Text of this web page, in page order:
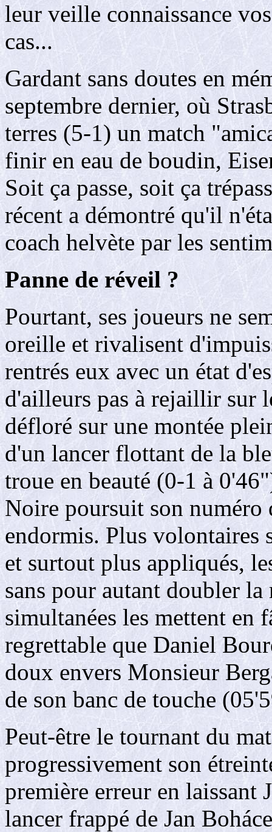
leur veille connaissance
cas...
Gardant sans doutes en
septembre dernier, où
terres (5-1) un match
finir en eau de boudin,
Soit ça passe, soit ça
récent a démontré qu'il
coach helvète par les
Panne de réveil ?
Pourtant, ses joueurs ne
oreille et rivalisent
rentrés eux avec un état
d'ailleurs pas à rejaillir sur
défloré sur une montée
d'un lancer flottant de la
troue en beauté (0-1 à
Noire poursuit son numéro
endormis. Plus volontaires
et surtout plus appliqués,
sans pour autant doubler
simultanées les mettent en
regrettable que Daniel
doux envers Monsieur
de son banc de touche
Peut-être le tournant du
progressivement son
première erreur en laissant
lancer frappé de Jan